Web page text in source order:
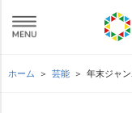
ホーム 芸能 年末ジャ